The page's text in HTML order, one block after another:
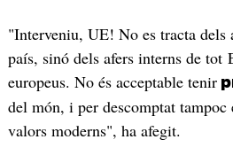
"Interveniu, UE! No es tracta dels
país, sinó dels afers interns de tot
europeus. No és acceptable tenir
del món, i per descomptat tampoc
valors moderns", ha afegit.